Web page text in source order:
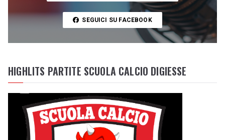
SEGUICI SU FACEBOOK
HIGHLITS PARTITE SCUOLA CALCIO DIGIESSE